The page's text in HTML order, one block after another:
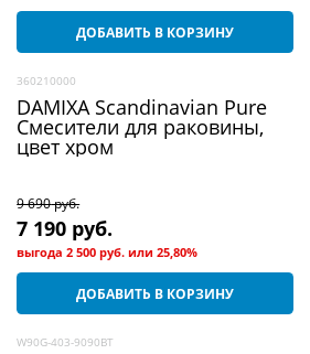
ДОБАВИТЬ В КОРЗИНУ
360210000
DAMIXA Scandinavian Pure
Смесители для раковины,
цвет хром
9 690 руб.
7 190 руб.
выгода2 500 руб. или25,80%
ДОБАВИТЬ В КОРЗИНУ
W90G-403-9090BT